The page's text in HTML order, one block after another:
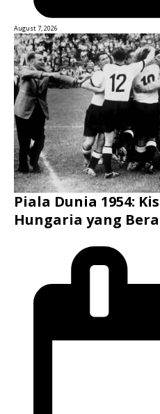
August 7, 2026
Piala Dunia 1954:
Hungaria yang